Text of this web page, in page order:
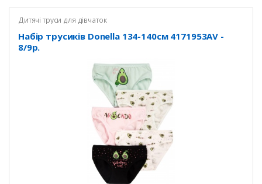
Дитячі труси для дівчаток
Набір трусиків Donella 134-140см 4171953AV -
8/9р.